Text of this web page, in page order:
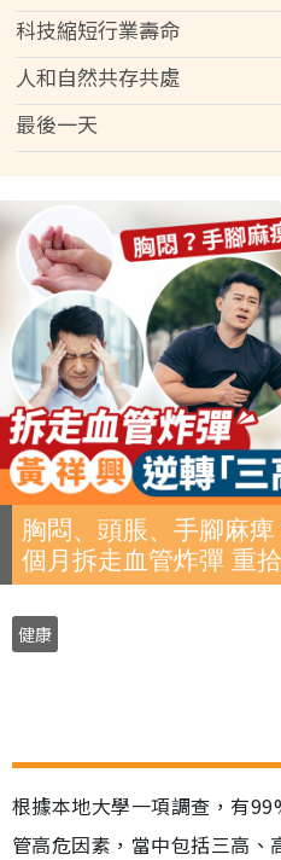
科技縮短行業壽命
人和自然共存共處
最後一天
胸悶、頭脹、手腳麻
個月拆走血管炸彈 重
健康
根據本地大學一項調查，有
管高危因素，當中包括三高、